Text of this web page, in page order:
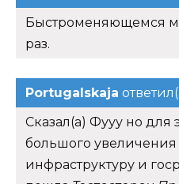
Быстроменяющемся
раз.
Portugalskaja
Сказал(а) Фууу но для
большого увеличения
инфраструктуру и